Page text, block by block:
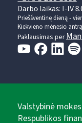
Darbo laikas: I-IV
Prieššventinę dieną -
Kiekvieno mėnesio
Paklausimas per
Valstybinė
Respublikos